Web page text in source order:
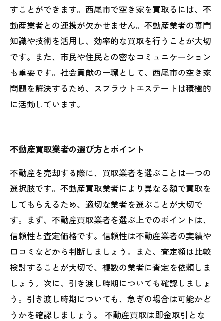
すことができます。西尾市で空き家を買取るには、不
動産業者との連携が欠かせません。不動産業者の専門
知識や技術を活用し、効率的な買取を行うことが大切
です。また、市民や住民との密なコミュニケーション
も重要です。社会貢献の一環として、西尾市の空き家
問題を解決するため、スプラウトエステートは積極的
に活動しています。
不動産買取業者の選び方とポイント
不動産を売却する際に、買取業者を選ぶことは一つの
選択肢です。不動産買取業者により異なる額で買取を
してもらえるため、適切な業者を選ぶことが大切で
す。まず、不動産買取業者を選ぶ上でのポイントは、
信頼性と査定価格です。信頼性は不動産業者の実績や
口コミなどから判断しましょう。また、査定額は比較
検討することが大切で、複数の業者に査定を依頼しま
しょう。次に、引き渡し時期についても確認しましょ
う。引き渡し時期についても、急ぎの場合は可能かど
うかを確認しましょう。 不動産買取は即金取引とな